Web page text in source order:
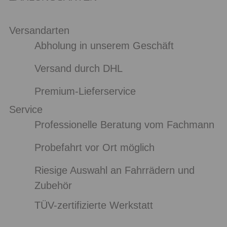
Versandarten
Abholung in unserem Geschäft
Versand durch DHL
Premium-Lieferservice
Service
Professionelle Beratung vom Fachmann
Probefahrt vor Ort möglich
Riesige Auswahl an Fahrrädern und
Zubehör
TÜV-zertifizierte Werkstatt